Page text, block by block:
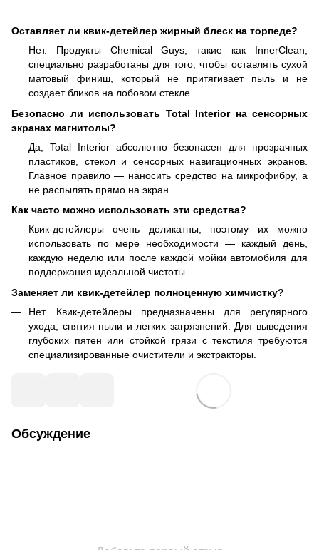
Оставляет ли квик-детейлер жирный блеск на торпеде?
Нет. Продукты Chemical Guys, такие как InnerClean,
специально разработаны для того, чтобы оставлять сухой
матовый финиш, который не притягивает пыль и не
создает бликов на лобовом стекле.
Безопасно ли использовать Total Interior на сенсорных
экранах магнитолы?
Да, Total Interior абсолютно безопасен для прозрачных
пластиков, стекол и сенсорных навигационных экранов.
Главное правило — наносить средство на микрофибру, а
не распылять прямо на экран.
Как часто можно использовать эти средства?
Квик-детейлеры очень деликатны, поэтому их можно
использовать по мере необходимости — каждый день,
каждую неделю или после каждой мойки автомобиля для
поддержания идеальной чистоты.
Заменяет ли квик-детейлер полноценную химчистку?
Нет. Квик-детейлеры предназначены для регулярного
ухода, снятия пыли и легких загрязнений. Для выведения
глубоких пятен или стойкой грязи с текстиля требуются
специализированные очистители и экстракторы.
Обсуждение